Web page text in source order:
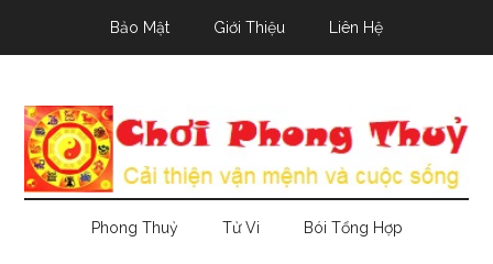
Bảo Mật Giới Thiệu Liên Hệ
Phong Thuỷ Tử Vi Bói Tổng Hợp